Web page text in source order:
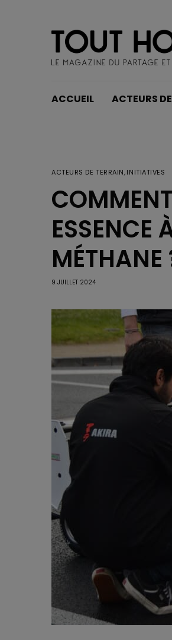
ACCUEIL ACTEURS
ACTEURS DE TERRAIN,INITIATIVES
ESSENCE
MÉTHANE
9 JUILLET 2024